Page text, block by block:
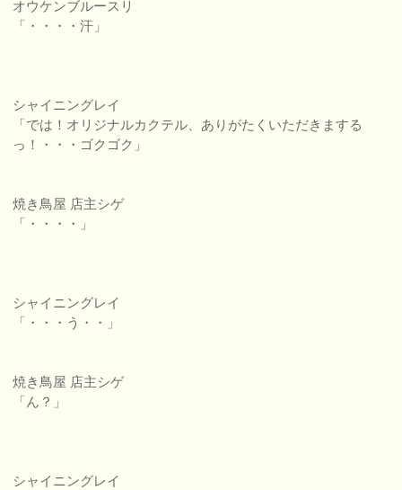
オウケンブルースリ
「・・・・汗」
シャイニングレイ
「では！オリジナルカクテル、ありがたくいただきまする
っ！・・・ゴクゴク」
焼き鳥屋 店主シゲ
「・・・・」
シャイニングレイ
「・・・う・・」
焼き鳥屋 店主シゲ
「ん？」
シャイニングレイ